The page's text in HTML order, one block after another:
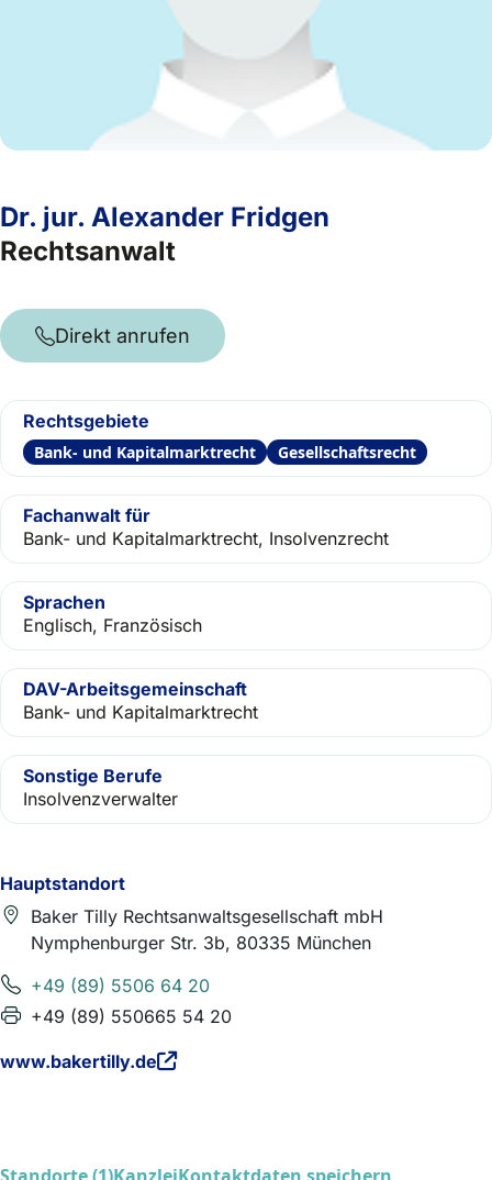
Hauptstandort
Baker Tilly Rechtsanwaltsgesellschaft mbH
Nymphenburger Str. 3b, 80335 München
+49 (89) 5506 64 20
+49 (89) 550665 54 20
www.bakertilly.de
Dr. jur. Alexander Fridgen
Rechtsanwalt
Direkt anrufen
Rechtsgebiete
Bank- und Kapitalmarktrecht Gesellschaftsrecht
Fachanwalt für
Bank- und Kapitalmarktrecht, Insolvenzrecht
Sprachen
Englisch, Französisch
DAV-Arbeitsgemeinschaft
Bank- und Kapitalmarktrecht
Sonstige Berufe
Insolvenzverwalter